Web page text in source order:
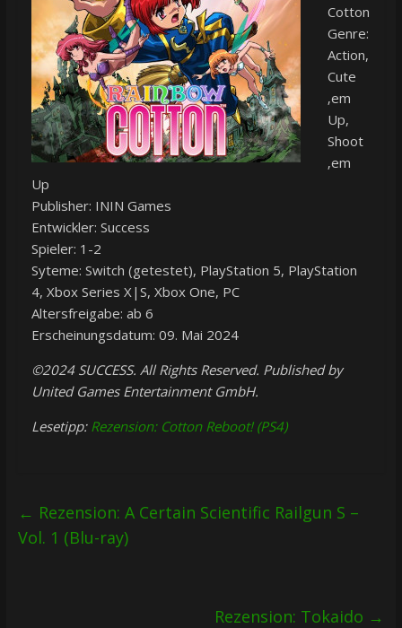
Cotton
Genre:
Action,
Cute
‚em
Up,
Shoot
‚em
Up
Publisher: ININ Games
Entwickler: Success
Spieler: 1-2
Syteme: Switch (getestet), PlayStation 5, PlayStation
4, Xbox Series X|S, Xbox One, PC
Altersfreigabe: ab 6
Erscheinungsdatum: 09. Mai 2024
©2024 SUCCESS. All Rights Reserved. Published by
United Games Entertainment GmbH.
Lesetipp: Rezension: Cotton Reboot! (PS4)
← Rezension: A Certain Scientific Railgun S –
Vol. 1 (Blu-ray)
Rezension: Tokaido →